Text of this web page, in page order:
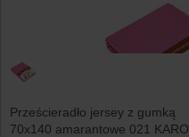
Prześcieradło jersey z gumką
70x140 amarantowe 021 KARO